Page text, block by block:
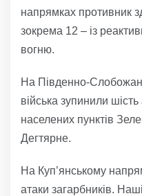
напрямках противник
зокрема 12 – із
вогню.
На Південно-
війська зупинили
населених пунктів
Дегтярне.
На Куп’янському
атаки загарбників.